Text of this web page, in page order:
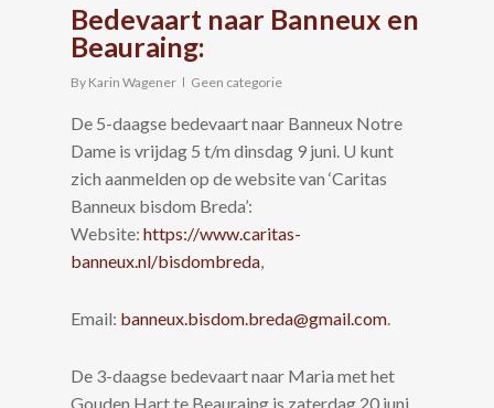
Bedevaart naar Banneux en
Beauraing:
By Karin Wagener Geen categorie
De 5-daagse bedevaart naar Banneux Notre
Dame is vrijdag 5 t/m dinsdag 9 juni. U kunt
zich aanmelden op de website van ‘Caritas
Banneux bisdom Breda’:
Website: https://www.caritas-
banneux.nl/bisdombreda,
Email: banneux.bisdom.breda@gmail.com.
De 3-daagse bedevaart naar Maria met het
Gouden Hart te Beauraing is zaterdag 20 juni